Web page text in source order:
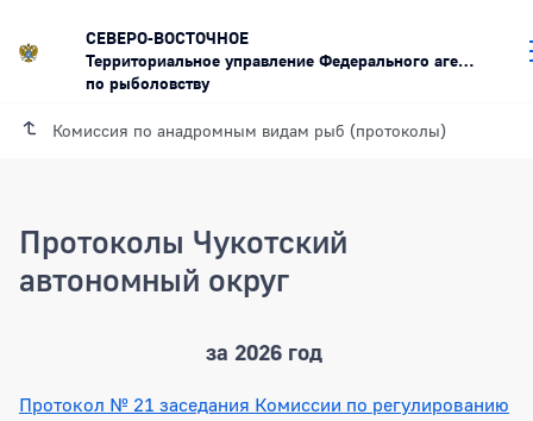
СЕВЕРО-ВОСТОЧНОЕ
Территориальное управление Федерального агентства
по рыболовству
Комиссия по анадромным видам рыб (протоколы)
Протоколы Чукотский
автономный округ
за 2026 год
Протокол № 21 заседания Комиссии по регулированию